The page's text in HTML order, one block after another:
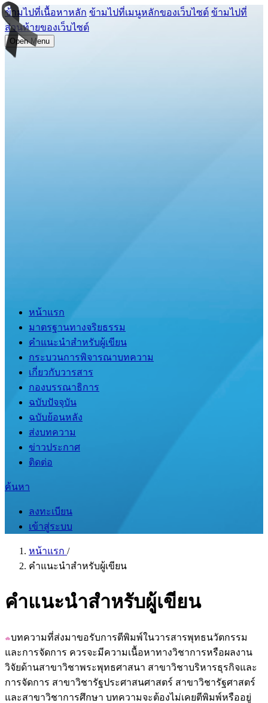
ข้ามไปที่เนื้อหาหลัก ข้ามไปที่เมนูหลักของเว็บไซต์ ข้ามไปที่
ส่วนท้ายของเว็บไซต์
Open Menu
หน้าแรก
มาตรฐานทางจริยธรรม
คำแนะนำสำหรับผู้เขียน
กระบวนการพิจารณาบทความ
เกี่ยวกับวารสาร
กองบรรณาธิการ
ฉบับปัจจุบัน
ฉบับย้อนหลัง
ส่งบทความ
ข่าวประกาศ
ติดต่อ
ค้นหา
ลงทะเบียน
เข้าสู่ระบบ
หน้าแรก /
คำแนะนำสำหรับผู้เขียน
คำแนะนำสำหรับผู้เขียน
บทความที่ส่งมาขอรับการตีพิมพ์ในวารสารพุทธนวัตกรรม
และการจัดการ ควรจะมีความเนื้อหาทางวิชาการหรือผลงาน
วิจัยด้านสาขาวิชาพระพุทธศาสนา สาขาวิชาบริหารธุรกิจและ
การจัดการ สาขาวิชารัฐประศาสนศาสตร์ สาขาวิชารัฐศาสตร์
และสาขาวิชาการศึกษา บทความจะต้องไม่เคยตีพิมพ์หรืออยู่